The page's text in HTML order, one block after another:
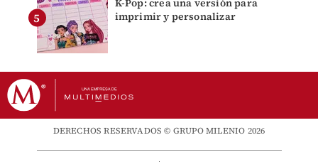
K-Pop: crea una versión para
imprimir y personalizar
DERECHOS RESERVADOS © GRUPO MILENIO 2026